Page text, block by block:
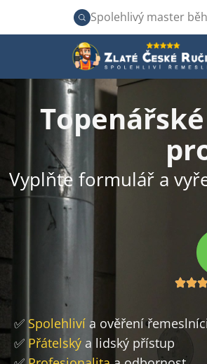
Spolehlivý master
Vyplňte formulář a
✅ Spolehliví a ověření řemeslníci
✅ Přátelský a lidský přístup